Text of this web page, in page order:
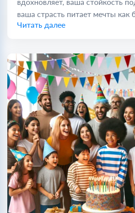
ваша страсть питает мечты как
Читать далее